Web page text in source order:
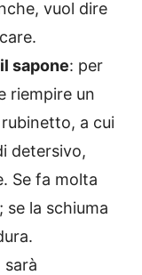
vuol dire
sapone: per
riempire un
a cui
detersivo,
Se fa molta
se la schiuma
sarà